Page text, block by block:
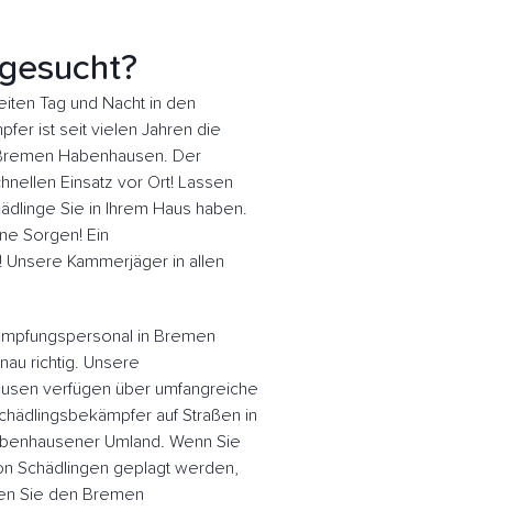
Tag und Nacht in den
ist seit vielen Jahren die
Habenhausen. Der
Einsatz vor Ort! Lassen
Sie in Ihrem Haus haben.
Sorgen! Ein
Kammerjäger in allen
in Bremen
richtig. Unsere
verfügen über umfangreiche
auf Straßen in
Umland. Wenn Sie
Schädlingen geplagt werden,
Sie den Bremen